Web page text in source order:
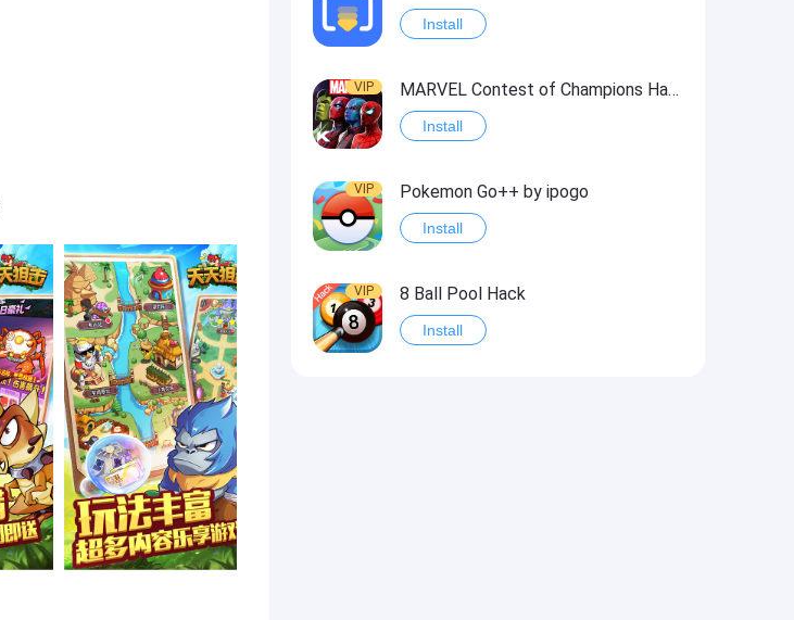
Install
VIP MARVEL Contest of Champions Hack2
Install
VIP Pokemon Go++ by ipogo
Install
VIP 8 Ball Pool Hack
Install